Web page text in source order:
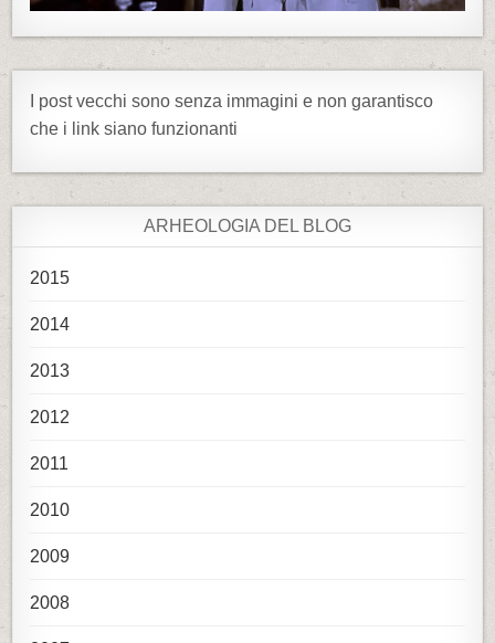
I post vecchi sono senza immagini e non garantisco
che i link siano funzionanti
ARHEOLOGIA DEL BLOG
2015
2014
2013
2012
2011
2010
2009
2008